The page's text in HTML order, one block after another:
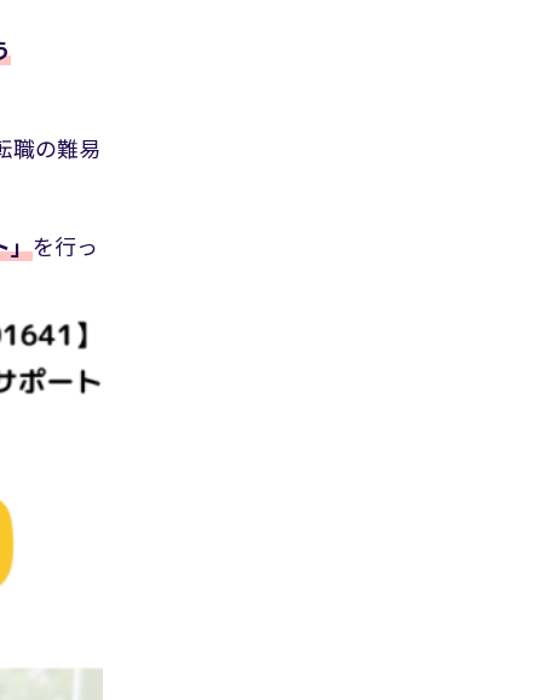
職の難易
」を行っ